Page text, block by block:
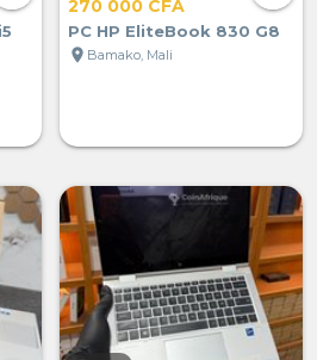
270 000 CFA
PC HP EliteBook 830 G8
location_on Bamako, Mali